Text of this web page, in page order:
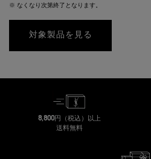
※ なくなり次第終了となります。
対象製品を見る
8,800円（税込）以上
送料無料